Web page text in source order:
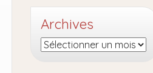
Archives
Archives